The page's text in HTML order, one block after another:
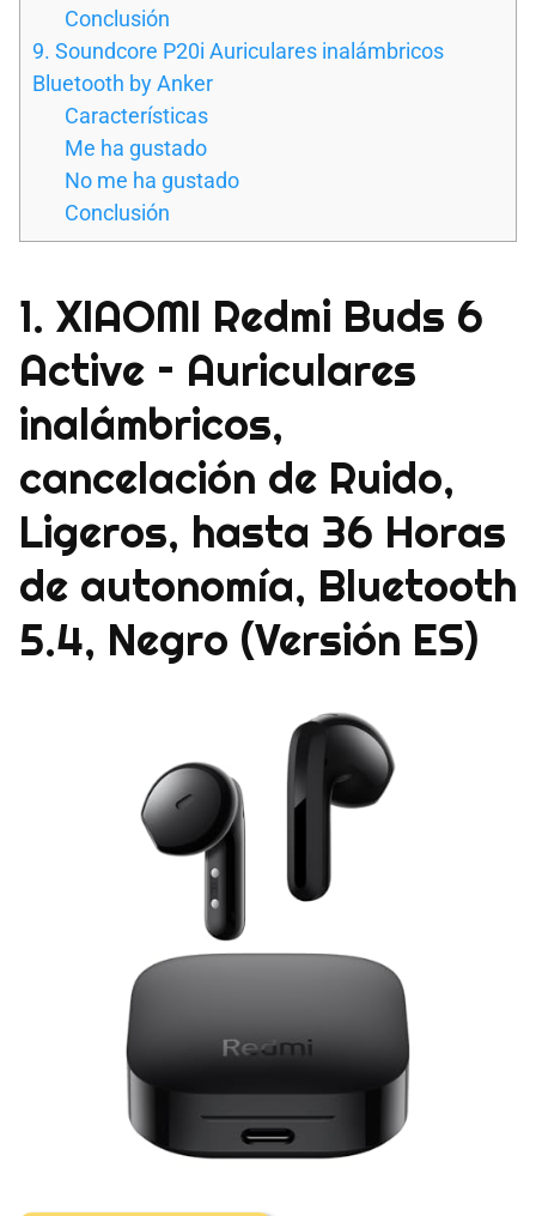
Conclusión
9. Soundcore P20i Auriculares inalámbricos
Bluetooth by Anker
Características
Me ha gustado
No me ha gustado
Conclusión
1. XIAOMI Redmi Buds 6
Active – Auriculares
inalámbricos,
cancelación de Ruido,
Ligeros, hasta 36 Horas
de autonomía, Bluetooth
5.4, Negro (Versión ES)